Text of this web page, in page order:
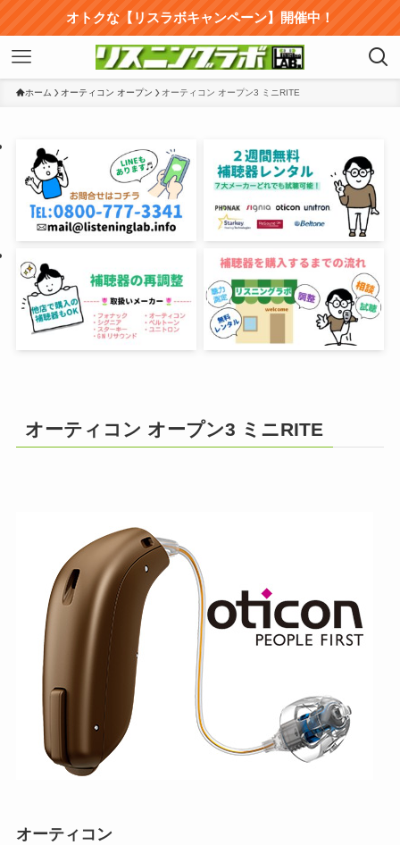
オトクな【リスラボキャンペーン】開催中！
ホーム オーティコン オープン オーティコン オープン3 ミニRITE
オーティコン オープン3 ミニRITE
オーティコン